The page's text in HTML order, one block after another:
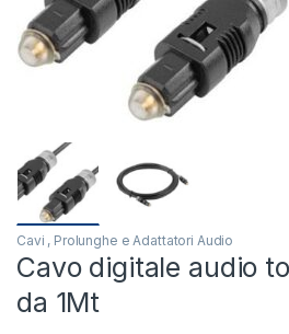
Cavi , Prolunghe e Adattatori Audio
Cavo digitale audio
da 1Mt